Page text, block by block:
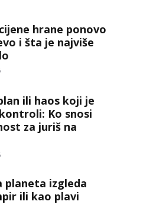
hrane ponovo
i šta je najviše
ili haos koji je
Ko snosi
za juriš na
planeta izgleda
ili kao plavi